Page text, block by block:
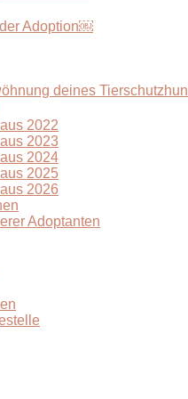
Adoption￼
deines
2022
2023
2024
2025
2026
Adoptanten